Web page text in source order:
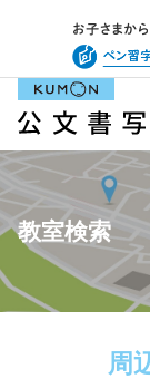
教室検索
周